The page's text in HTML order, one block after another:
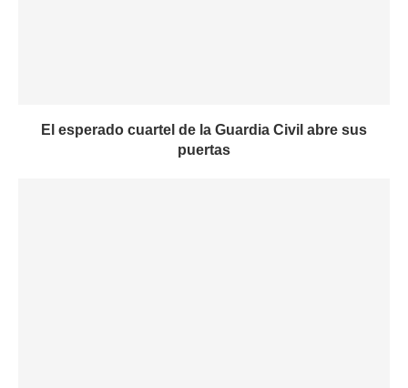
El esperado cuartel de la Guardia Civil abre sus
puertas